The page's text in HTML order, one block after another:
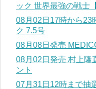
ック 世界最強の戦士
08月02日17時から23
ク 7.5号
08月08日発売
08月02日発売 村上隆
ント
07月31日12時まで抽